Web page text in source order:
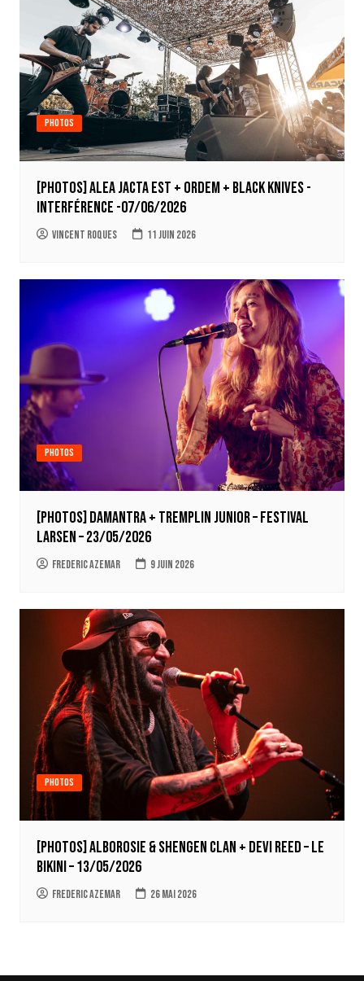
Photos
[Photos] Alea Jacta Est + Ordem + Black Knives -
Interférence -07/06/2026
Vincent Roques 11 juin 2026
Photos
[Photos] Damantra + tremplin junior – Festival
Larsen – 23/05/2026
Frederic Azemar 9 juin 2026
Photos
[Photos] Alborosie & Shengen Clan + Devi Reed – Le
Bikini – 13/05/2026
Frederic Azemar 26 mai 2026